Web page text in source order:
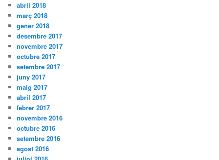
abril 2018
març 2018
gener 2018
desembre 2017
novembre 2017
octubre 2017
setembre 2017
juny 2017
maig 2017
abril 2017
febrer 2017
novembre 2016
octubre 2016
setembre 2016
agost 2016